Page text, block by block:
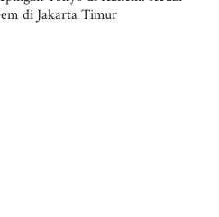
di Jakarta Timur